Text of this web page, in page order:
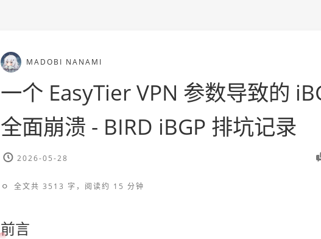
MADOBI NANAMI
一个 EasyTier VPN 参数导致的
全面崩溃 - BIRD iBGP 排坑记录
2026-05-28
全文共 3513 字，阅读约 15 分钟
前言